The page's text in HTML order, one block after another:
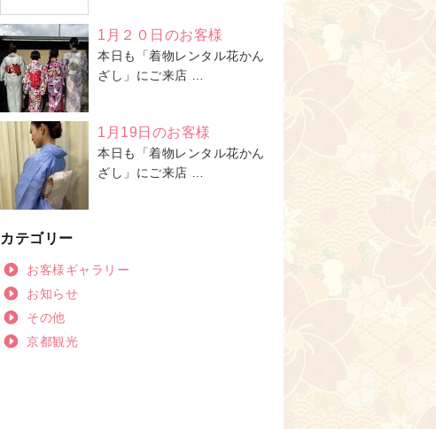
1月２０日のお客様
本日も「着物レンタル花かん
ざし」にご来店 …
1月19日のお客様
本日も「着物レンタル花かん
ざし」にご来店 …
カテゴリー
お客様ギャラリー
お知らせ
その他
京都観光